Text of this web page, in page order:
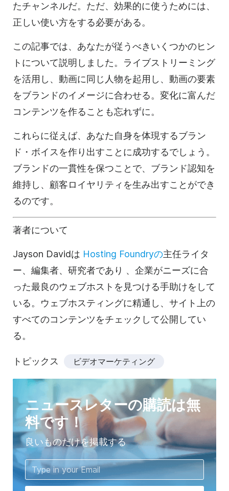
たチャンネルだ。ただ、効果的に使うためには、
正しい使い方をする必要がある。
この記事では、あなたが従うべきいくつかのヒン
トについて説明しました。ライブストリーミング
を活用し、動画に同じ人物を起用し、動画の要素
をブランドのイメージに合わせる。変化に富んだ
コンテンツを作ることも忘れずに。
これらに従えば、あなた自身を体現するブラン
ド・ボイスを作り出すことに成功するでしょう。
ブランドの一貫性を保つことで、ブランド認知を
維持し、顧客ロイヤリティを生み出すことができ
るのです。
著者について
Jayson Davidは Hosting Foundryの主任ライタ
ー、編集者、研究者であり 、企業がニーズに合
った最良のウェブホストを見つける手助けをして
いる。ウェブホスティングに精通し、サイト上の
すべてのコンテンツをチェックして公開してい
る。
トピックス ビデオマーケティング
ニュースレターの購読は無
料です！
良いものだけを掲載する